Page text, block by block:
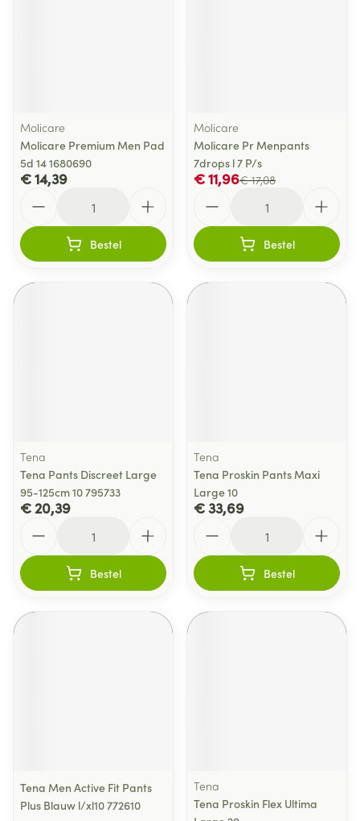
Molicare
Molicare Premium Men Pad
5d 14 1680690
€ 14,39
Bestel
Molicare
Molicare Pr Menpants
7drops l 7 P/s
€ 17,08
€ 11,96
Bestel
Tena
Tena Pants Discreet Large
95-125cm 10 795733
€ 20,39
Bestel
Tena
Tena Proskin Pants Maxi
Large 10
€ 33,69
Bestel
Tena Men Active Fit Pants
Plus Blauw l/xl10 772610
Tena
Tena Proskin Flex Ultima